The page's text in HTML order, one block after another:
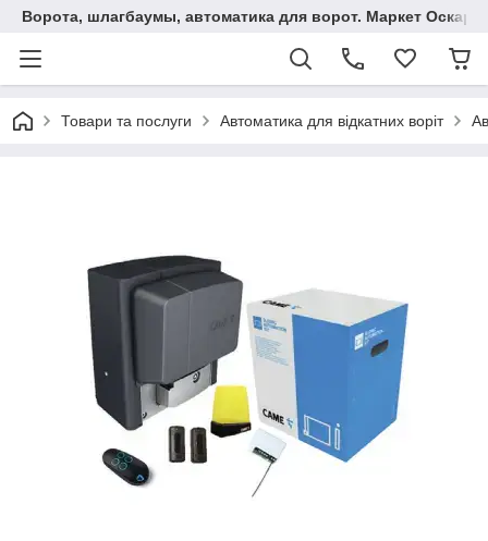
Ворота, шлагбаумы, автоматика для ворот. Маркет Оскар.
Товари та послуги Автоматика для відкатних воріт